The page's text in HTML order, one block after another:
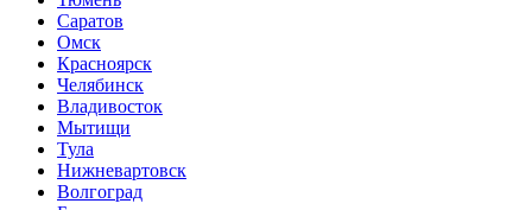
Саратов
Омск
Красноярск
Челябинск
Владивосток
Мытищи
Тула
Нижневартовск
Волгоград